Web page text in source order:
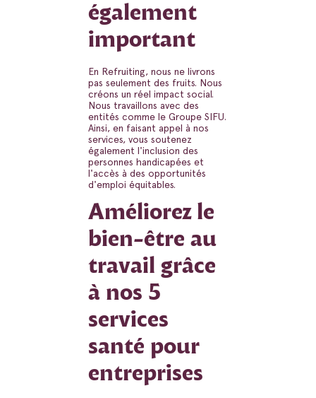
également
important
En Refruiting, nous ne livrons
pas seulement des fruits. Nous
créons un réel impact social.
Nous travaillons avec des
entités comme le Groupe SIFU.
Ainsi, en faisant appel à nos
services, vous soutenez
également l'inclusion des
personnes handicapées et
l'accès à des opportunités
d'emploi équitables.
Améliorez le
bien-être au
travail grâce
à nos 5
services
santé pour
entreprises